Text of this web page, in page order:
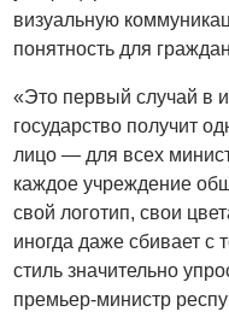
визуальную
понятность для
«Это первый случай в
государство получит
лицо — для всех
каждое учреждение
свой логотип, свои
иногда даже сбивает с
стиль значительно
премьер-министр